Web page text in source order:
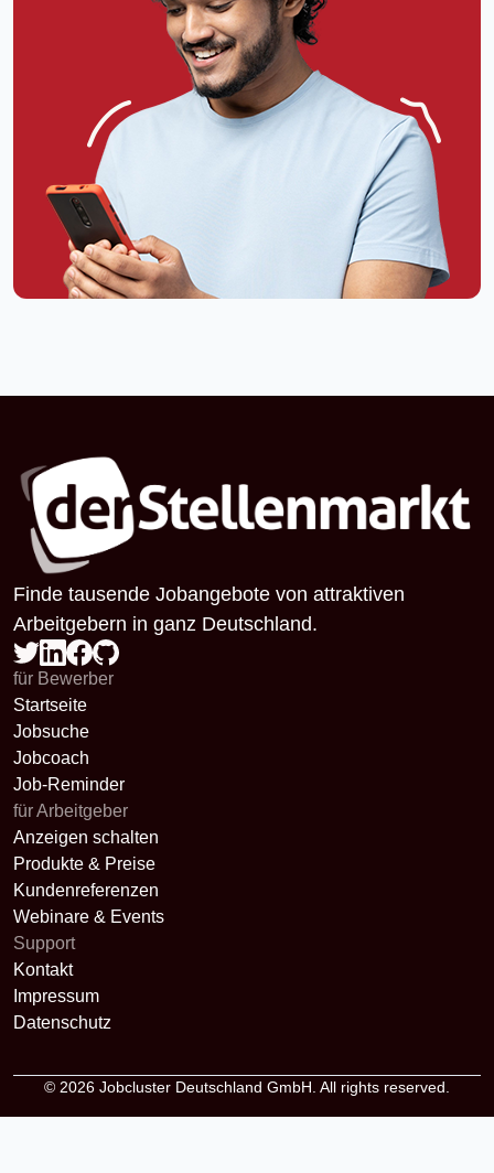
Finde tausende Jobangebote von attraktiven
Arbeitgebern in ganz Deutschland.
für Bewerber
Startseite
Jobsuche
Jobcoach
Job-Reminder
für Arbeitgeber
Anzeigen schalten
Produkte & Preise
Kundenreferenzen
Webinare & Events
Support
Kontakt
Impressum
Datenschutz
© 2026 Jobcluster Deutschland GmbH . All rights reserved.